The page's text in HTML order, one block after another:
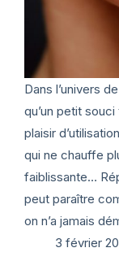
Dans l’univers
qu’un petit
plaisir
qui ne chauffe
faiblissante…
peut paraître
on n’a jamais
3 février